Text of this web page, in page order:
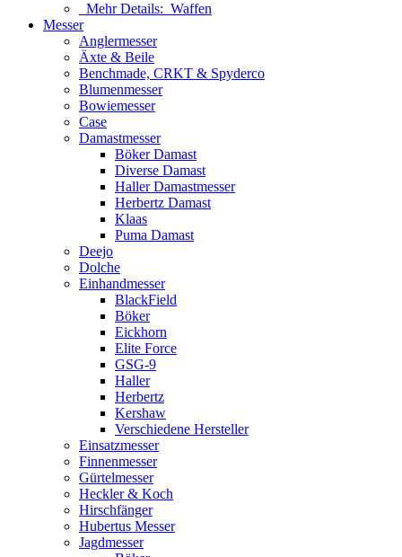
Mehr Details: Waffen
Messer
Anglermesser
Äxte & Beile
Benchmade, CRKT & Spyderco
Blumenmesser
Bowiemesser
Case
Damastmesser
Böker Damast
Diverse Damast
Haller Damastmesser
Herbertz Damast
Klaas
Puma Damast
Deejo
Dolche
Einhandmesser
BlackField
Böker
Eickhorn
Elite Force
GSG-9
Haller
Herbertz
Kershaw
Verschiedene Hersteller
Einsatzmesser
Finnenmesser
Gürtelmesser
Heckler & Koch
Hirschfänger
Hubertus Messer
Jagdmesser